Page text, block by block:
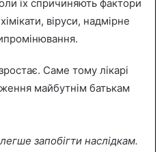
їх спричиняють фактори
віруси, надмірне
Саме тому лікарі
майбутнім батькам
запобігти наслідкам.